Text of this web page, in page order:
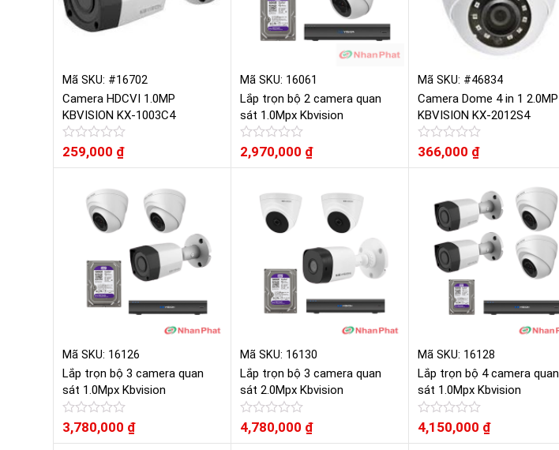
Mã SKU: #16702
Camera HDCVI 1.0MP
KBVISION KX-1003C4
Được
259,000 ₫
Mã SKU: 16061
Lắp trọn bộ 2 camera quan
sát 1.0Mpx Kbvision
Được
xếp
2,970,000 ₫
Mã SKU: #46834
Camera Dome 4 in 1 2.0MP
KBVISION KX-2012S4
Được
366,000 ₫
Mã SKU: 16126
Lắp trọn bộ 3 camera quan
sát 1.0Mpx Kbvision
Được
xếp
3,780,000 ₫
Mã SKU: 16130
Lắp trọn bộ 3 camera quan
sát 2.0Mpx Kbvision
Được
xếp
4,780,000 ₫
Mã SKU: 16128
Lắp trọn bộ 4 camera quan
sát 1.0Mpx Kbvision
Được
xếp
4,150,000 ₫